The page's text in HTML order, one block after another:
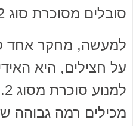
סובלים מסוכרת סוג 2.
למעשה, מחקר אחד
על חצילים, היא
מכילים רמה גבוהה